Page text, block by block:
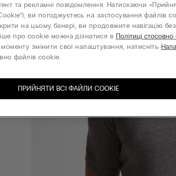
та рекламні повідомлення. Натискаючи
ви погоджуєтесь на застосування файлів
на цьому банері, ви продовжите навігацію без
про cookie можна дізнатися в Політиці стосовно
змінити свої налаштування, натисніть
файлів cookie.
ПРИЙНЯТИ ВСІ ФАЙЛИ СOOKIE